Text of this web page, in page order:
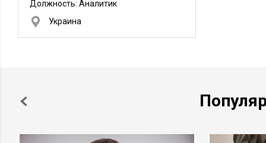
Должность: Аналитик
Украина